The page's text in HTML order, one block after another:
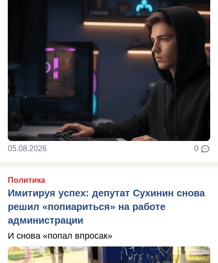
05.08.2026 0
Политика
Имитируя успех: депутат Сухинин снова
решил «попиариться» на работе
администрации
И снова «попал впросак»